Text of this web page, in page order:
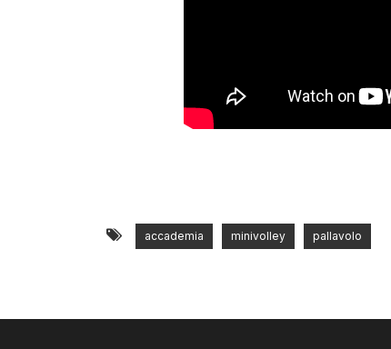
accademia minivolley pallavolo